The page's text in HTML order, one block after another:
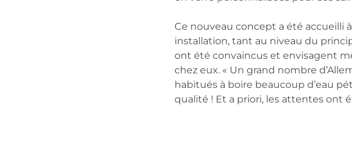
Ce nouveau concept a été accueilli
installation, tant au niveau du
ont été convaincus et envisagent
chez eux. « Un grand nombre
habitués à boire beaucoup d’eau
qualité ! Et a priori, les attentes ont